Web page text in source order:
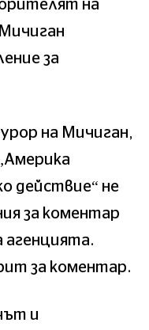
на
за
на Мичиган,
действие“ не
за коментар
за коментар.
и